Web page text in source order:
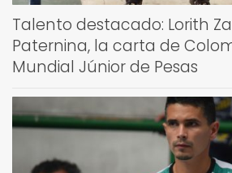
Talento destacado: Lorith
Paternina, la carta de
Mundial Júnior de Pesas